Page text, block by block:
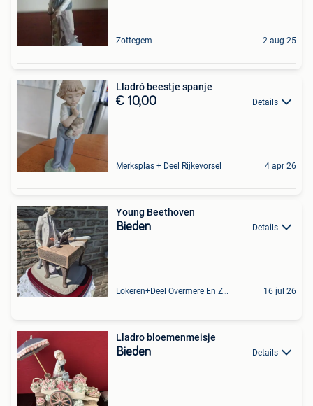
Zottegem 2 aug 25
Lladró beestje spanje
€ 10,00 Details
Merksplas + Deel Rijkevorsel 4 apr 26
Young Beethoven
Bieden Details
Lokeren+Deel Overmere En Zele 16 jul 26
Lladro bloemenmeisje
Bieden Details